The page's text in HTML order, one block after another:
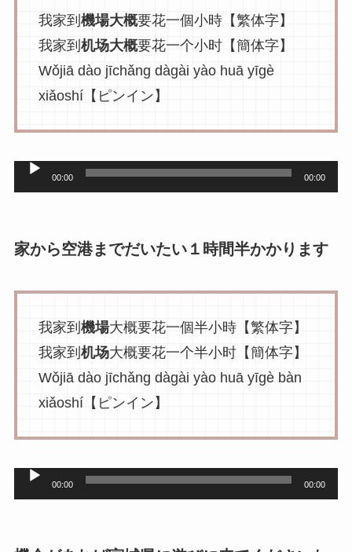
我家到 機場大概要花一個小時【繁体字】
我家到 机场大概要花一个小时【簡体字】
Wǒjiā dào jīchǎng dàgài yào huā yīgè
xiǎoshí【ピンイン】
声
レ
ヤ
00:00 00:00
家から空港までだいたい１時間半かかります
我家到 機場大概要花一個半小時【繁体字】
我家到 机场大概要花一个半小时【簡体字】
Wǒjiā dào jīchǎng dàgài yào huā yīgè bàn
xiǎoshí【ピンイン】
声
00:00 00:00